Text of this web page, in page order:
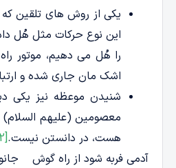
یکی از روش های تلقین که
این نوع حرکات مثل هُل
را هُل می دهیم، موتور
اشک مان جاری شده و
شنیدن موعظه نیز یکی
معصومین (علیهم السلام)
هست، در دانستن نیست.[2]
آدمی فربه شود از راه گوش